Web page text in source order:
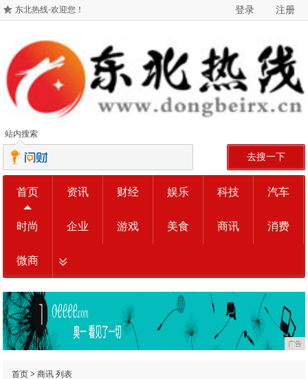
东北热线-欢迎您！ 登录 注册
站内搜索
去搜一下
首页 资讯 财经 娱乐 科技 汽车
时尚 企业 游戏 美食 商讯 消费
微商
广告
首页> 商讯列表